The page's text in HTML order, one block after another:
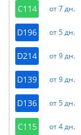
C114
от 7 дн.
D196 от 5 дн.
D214 от 9 дн.
D139 от 9 дн.
D136 от 5 дн.
C115 от 4 дн.